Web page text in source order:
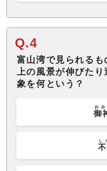
Q.4
富山湾で見られる
上の風景が伸びた
象を何という？
御
おみ
し